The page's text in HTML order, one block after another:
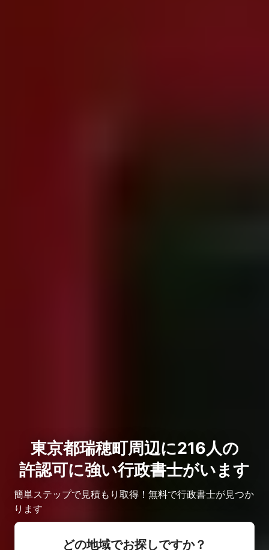
東京都瑞穂町周辺に216人の
許認可に強い行政書士がいます
簡単ステップで見積もり取得！無料で行政書士が見つか
ります
どの地域でお探しですか？